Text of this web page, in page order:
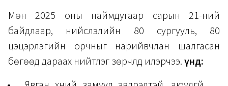
Мөн 2025 оны наймдугаар сарын 21-ний
байдлаар, нийслэлийн 80 сургууль, 80
цэцэрлэгийн орчныг нарийвчлан шалгасан
бөгөөд дараах нийтлэг зөрчлүүд илэрчээ.Үүнд: